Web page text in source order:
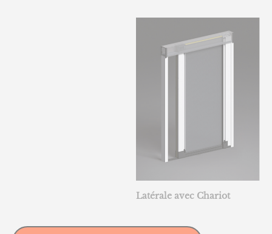
Latérale avec Chariot